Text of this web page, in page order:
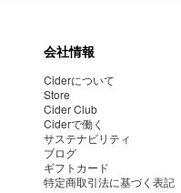
会社情報
Ciderについて
Store
Cider Club
Ciderで働く
サステナビリティ
ブログ
ギフトカード
特定商取引法に基づく表記